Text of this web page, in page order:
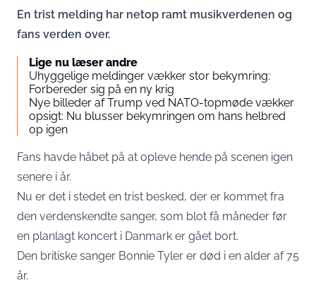
En trist melding har netop ramt musikverdenen og
fans verden over.
Lige nu læser andre
Uhyggelige meldinger vækker stor bekymring:
Forbereder sig på en ny krig
Nye billeder af Trump ved NATO-topmøde vækker
opsigt: Nu blusser bekymringen om hans helbred
op igen
Fans havde håbet på at opleve hende på scenen igen
senere i år.
Nu er det i stedet en trist besked, der er kommet fra
den verdenskendte sanger, som blot få måneder før
en planlagt koncert i Danmark er gået bort.
Den britiske sanger Bonnie Tyler er død i en alder af 75
år.